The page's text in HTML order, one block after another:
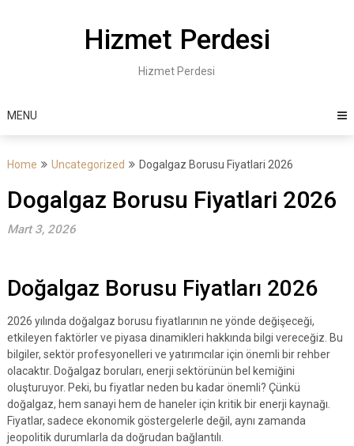
Hizmet Perdesi
Hizmet Perdesi
MENU
Home Uncategorized Dogalgaz Borusu Fiyatlari 2026
Dogalgaz Borusu Fiyatlari 2026
Mart 3, 2026
Doğalgaz Borusu Fiyatları 2026
2026 yılında doğalgaz borusu fiyatlarının ne yönde değişeceği,
etkileyen faktörler ve piyasa dinamikleri hakkında bilgi vereceğiz. Bu
bilgiler, sektör profesyonelleri ve yatırımcılar için önemli bir rehber
olacaktır. Doğalgaz boruları, enerji sektörünün bel kemiğini
oluşturuyor. Peki, bu fiyatlar neden bu kadar önemli? Çünkü
doğalgaz, hem sanayi hem de haneler için kritik bir enerji kaynağı.
Fiyatlar, sadece ekonomik göstergelerle değil, aynı zamanda
jeopolitik durumlarla da doğrudan bağlantılı.